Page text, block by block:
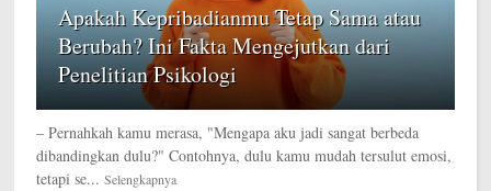
Apakah Kepribadianmu Tetap Sama atau
Berubah? Ini Fakta Mengejutkan dari
Penelitian Psikologi
– Pernahkah kamu merasa, "Mengapa aku jadi sangat berbeda
dibandingkan dulu?" Contohnya, dulu kamu mudah tersulut emosi,
tetapi se... Selengkapnya